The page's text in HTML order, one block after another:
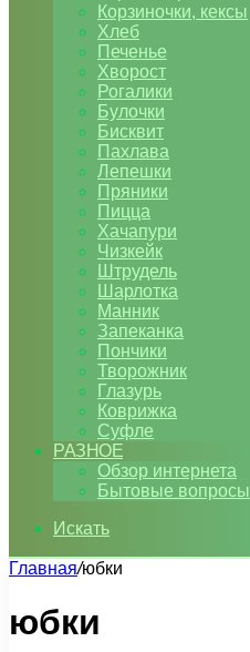
Корзиночки, кексы
Хлеб
Печенье
Хворост
Рогалики
Булочки
Бисквит
Пахлава
Лепешки
Пряники
Пицца
Хачапури
Чизкейк
Штрудель
Шарлотка
Манник
Запеканка
Пончики
Творожник
Глазурь
Коврижка
Суфле
РАЗНОЕ
Обзор интернета
Бытовые вопросы
Искать
Главная/юбки
юбки